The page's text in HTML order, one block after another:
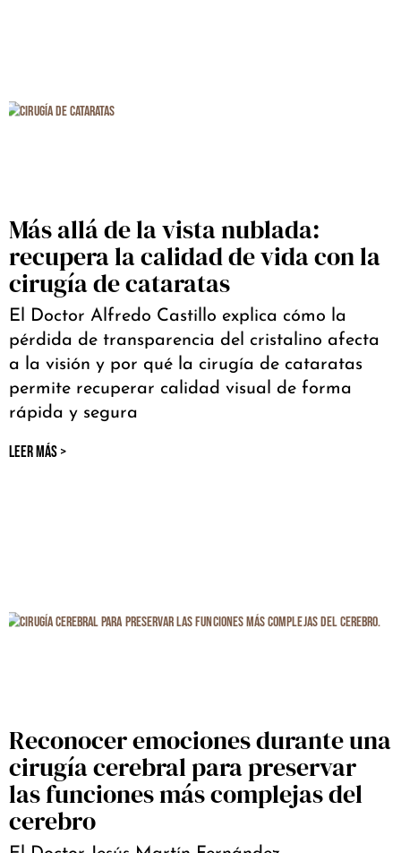
Más allá de la vista nublada:
recupera la calidad de vida con la
cirugía de cataratas
El Doctor Alfredo Castillo explica cómo la
pérdida de transparencia del cristalino afecta
a la visión y por qué la cirugía de cataratas
permite recuperar calidad visual de forma
rápida y segura
LEER MÁS >
Reconocer emociones durante una
cirugía cerebral para preservar
las funciones más complejas del
cerebro